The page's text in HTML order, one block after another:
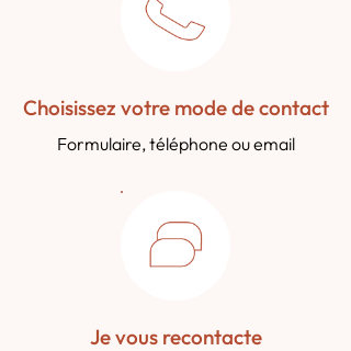
Choisissez votre mode de contact
Formulaire, téléphone ou email
Je vous recontacte